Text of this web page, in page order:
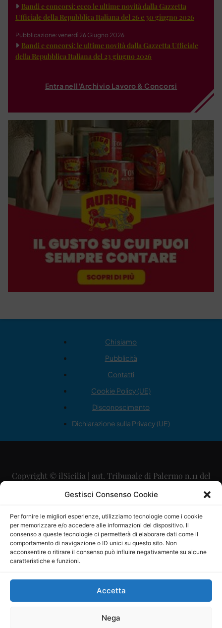
Gestisci Consenso Cookie
Per fornire le migliori esperienze, utilizziamo tecnologie come i cookie
per memorizzare e/o accedere alle informazioni del dispositivo. Il
consenso a queste tecnologie ci permetterà di elaborare dati come il
comportamento di navigazione o ID unici su questo sito. Non
acconsentire o ritirare il consenso può influire negativamente su alcune
caratteristiche e funzioni.
Accetta
Nega
Bandi e concorsi: ecco le ultime novità dalla Gazzetta
Ufficiale della Repubblica Italiana del 26 e 30 giugno 2026
Pubblicazione: venerdì 26 Giugno 2026
Bandi e concorsi: le ultime novità dalla Gazzetta Ufficiale
della Repubblica Italiana del 23 giugno 2026
Entra nell'Archivio Lavoro & Concorsi
Chi siamo
Pubblicità
Contatti
Cookie Policy (UE)
Disconoscimento
Dichiarazione sulla Privacy (UE)
Copyright © ilSicilia | aut. Tribunale di Palermo n.11 del
29/09/2015
Direttore Editoriale: Maurizio Scaglione
Direttore Responsabile: Maria Calabrese
P.IVA: 06334930820
Mercurio Comunicazione Società Cooperativa a r.l. è
iscritta al Registro degli Operatori di Comunicazione al